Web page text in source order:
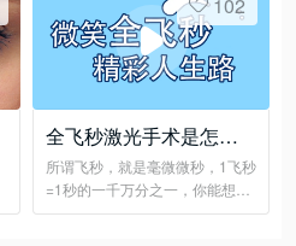
全飞秒激光手术是怎么
做的
所谓飞秒，就是毫微微秒，1飞秒
=1秒的一千万分之一，你能想象
这有多快吗？